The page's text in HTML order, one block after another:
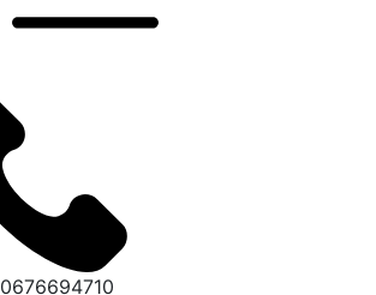
0676694710